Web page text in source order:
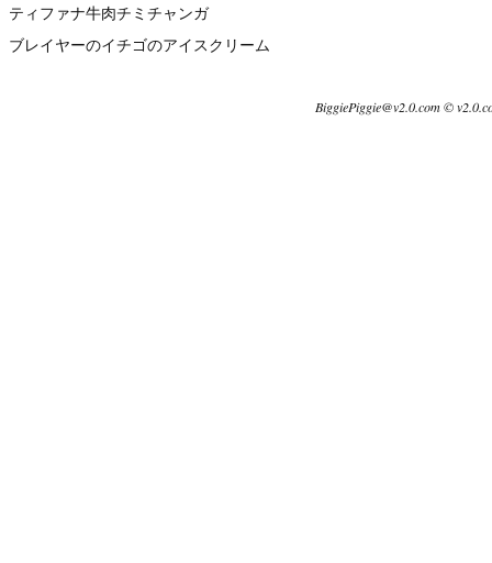
ティファナ牛肉チミチャンガ
ブレイヤーのイチゴのアイスクリーム
BiggiePiggie@v2.0.com ©